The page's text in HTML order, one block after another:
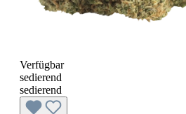
Verfügbar
sedierend
sedierend